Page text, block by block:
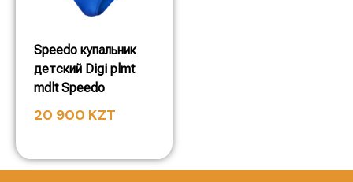
Speedo купальник
детский Digi plmt
mdlt Speedo
20 900 KZT